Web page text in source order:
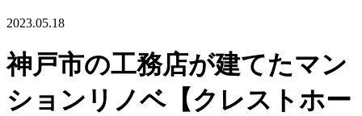
2023.05.18
神戸市の工務店が建てたマン
ションリノベ【クレストホー